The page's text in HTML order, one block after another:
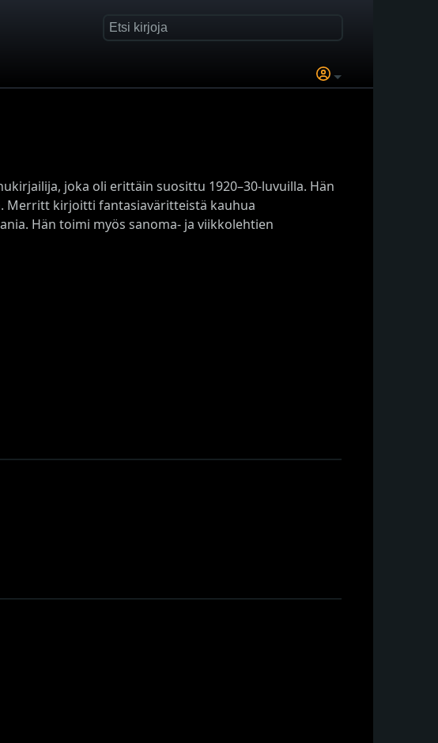
joka oli erittäin suosittu 1920–30-luvuilla. Hän
Merritt kirjoitti fantasiaväritteistä kauhua
Hän toimi myös sanoma- ja viikkolehtien